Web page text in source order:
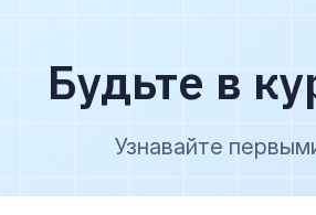
Будьте в
Узнавайте